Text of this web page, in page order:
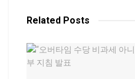
Related Posts